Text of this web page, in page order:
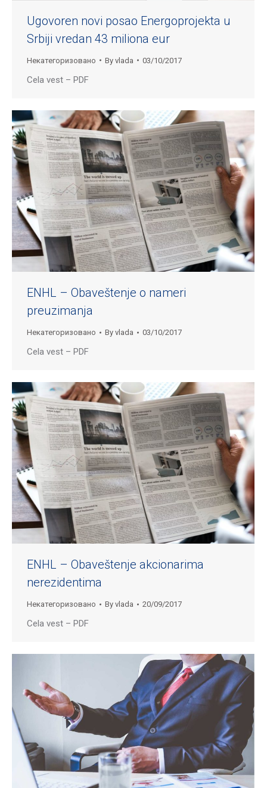
Ugovoren novi posao Energoprojekta u
Srbiji vredan 43 miliona eur
Некатегоризовано By vlada 03/10/2017
Cela vest – PDF
ENHL – Obaveštenje o nameri
preuzimanja
Некатегоризовано By vlada 03/10/2017
Cela vest – PDF
ENHL – Obaveštenje akcionarima
nerezidentima
Некатегоризовано By vlada 20/09/2017
Cela vest – PDF